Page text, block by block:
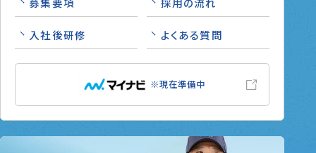
入社後研修 よくある質問
※現在準備中